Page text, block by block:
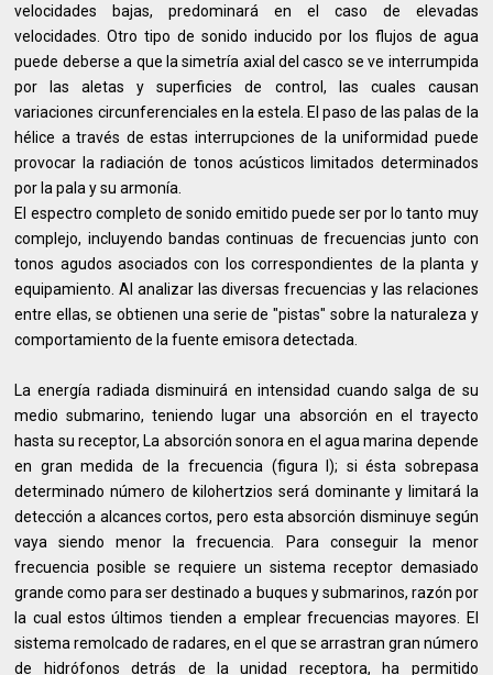
velocidades bajas, predominará en el caso de elevadas
velocidades. Otro tipo de sonido inducido por los flujos de agua
puede deberse a que la simetría axial del casco se ve interrumpida
por las aletas y superficies de control, las cuales causan
variaciones circunferenciales en la estela. El paso de las palas de la
hélice a través de estas interrupciones de la uniformidad puede
provocar la radiación de tonos acústicos limitados determinados
por la pala y su armonía.
El espectro completo de sonido emitido puede ser por lo tanto muy
complejo, incluyendo bandas continuas de frecuencias junto con
tonos agudos asociados con los correspondientes de la planta y
equipamiento. Al analizar las diversas frecuencias y las relaciones
entre ellas, se obtienen una serie de "pistas" sobre la naturaleza y
comportamiento de la fuente emisora detectada.
La energía radiada disminuirá en intensidad cuando salga de su
medio submarino, teniendo lugar una absorción en el trayecto
hasta su receptor, La absorción sonora en el agua marina depende
en gran medida de la frecuencia (figura l); si ésta sobrepasa
determinado número de kilohertzios será dominante y limitará la
detección a alcances cortos, pero esta absorción disminuye según
vaya siendo menor la frecuencia. Para conseguir la menor
frecuencia posible se requiere un sistema receptor demasiado
grande como para ser destinado a buques y submarinos, razón por
la cual estos últimos tienden a emplear frecuencias mayores. El
sistema remolcado de radares, en el que se arrastran gran número
de hidrófonos detrás de la unidad receptora, ha permitido